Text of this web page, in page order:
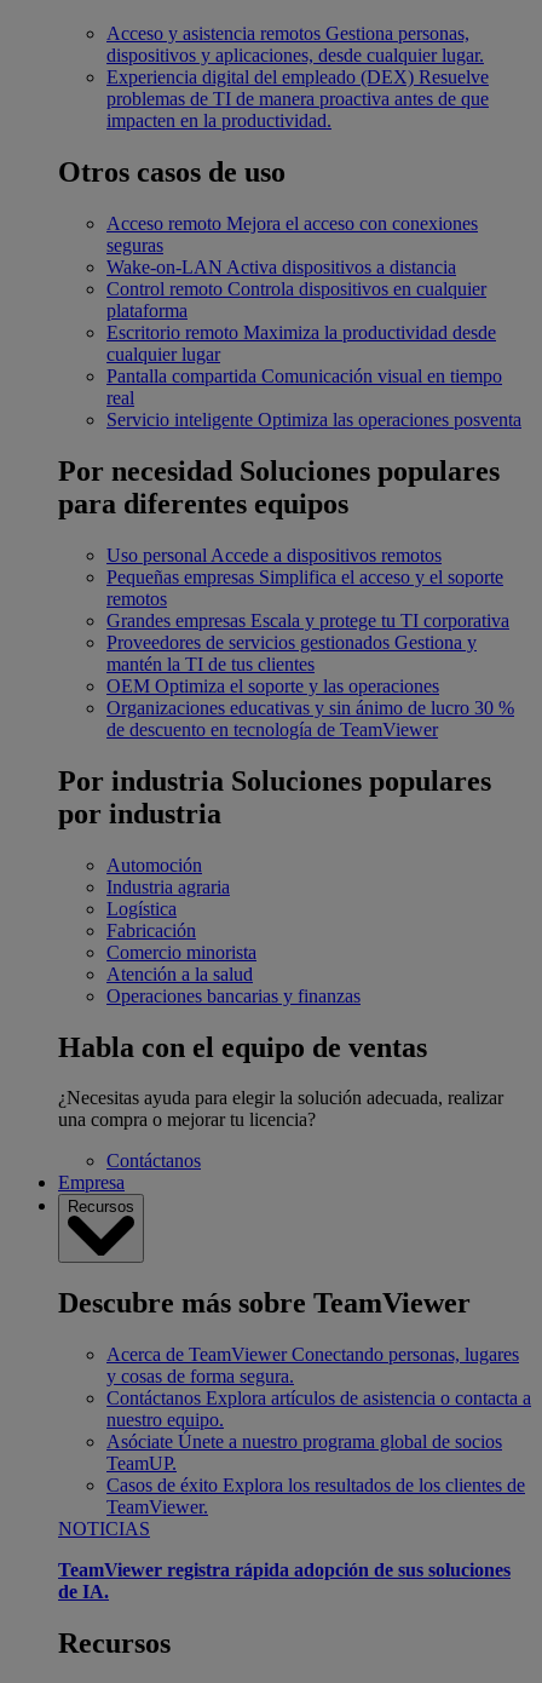
Acceso y asistencia remotos Gestiona personas,
dispositivos y aplicaciones, desde cualquier lugar.
Experiencia digital del empleado (DEX) Resuelve
problemas de TI de manera proactiva antes de que
impacten en la productividad.
Otros casos de uso
Acceso remoto Mejora el acceso con conexiones
seguras
Wake-on-LAN Activa dispositivos a distancia
Control remoto Controla dispositivos en cualquier
plataforma
Escritorio remoto Maximiza la productividad desde
cualquier lugar
Pantalla compartida Comunicación visual en tiempo
real
Servicio inteligente Optimiza las operaciones posventa
Por necesidad Soluciones populares
para diferentes equipos
Uso personal Accede a dispositivos remotos
Pequeñas empresas Simplifica el acceso y el soporte
remotos
Grandes empresas Escala y protege tu TI corporativa
Proveedores de servicios gestionados Gestiona y
mantén la TI de tus clientes
OEM Optimiza el soporte y las operaciones
Organizaciones educativas y sin ánimo de lucro 30 %
de descuento en tecnología de TeamViewer
Por industria Soluciones populares
por industria
Automoción
Industria agraria
Logística
Fabricación
Comercio minorista
Atención a la salud
Operaciones bancarias y finanzas
Habla con el equipo de ventas
¿Necesitas ayuda para elegir la solución adecuada, realizar
una compra o mejorar tu licencia?
Contáctanos
Empresa
Recursos
Descubre más sobre TeamViewer
Acerca de TeamViewer Conectando personas, lugares
y cosas de forma segura.
Contáctanos Explora artículos de asistencia o contacta a
nuestro equipo.
Asóciate Únete a nuestro programa global de socios
TeamUP.
Casos de éxito Explora los resultados de los clientes de
TeamViewer.
NOTICIAS
TeamViewer registra rápida adopción de sus soluciones
de IA.
Recursos